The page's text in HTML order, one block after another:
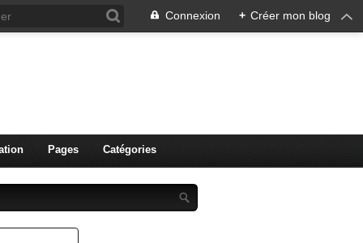
Connexion + Créer mon blog
Pages Catégories